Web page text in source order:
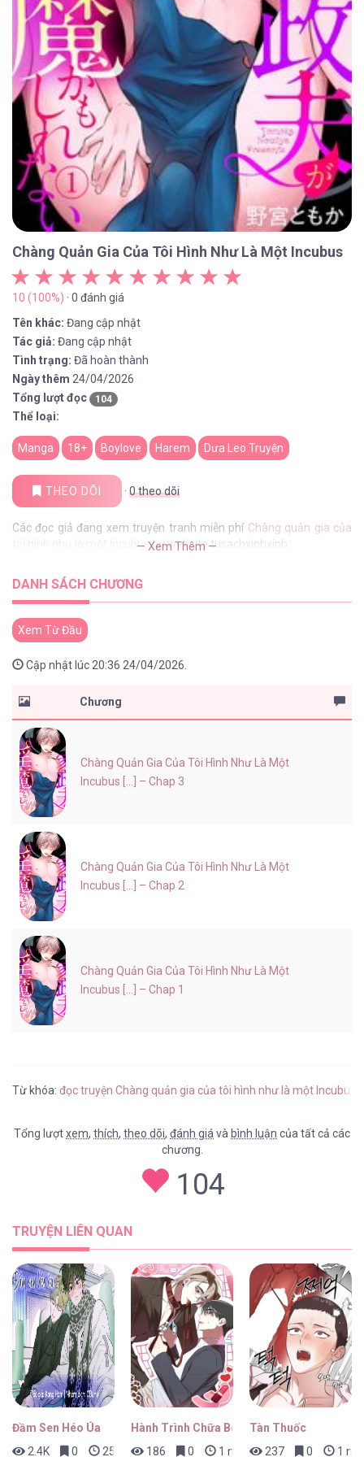
Chàng Quản Gia Của Tôi Hình Như Là Một Incubus
10 (100%) · 0 đánh giá
Tên khác: Đang cập nhật
Tác giả: Đang cập nhật
Tình trạng: Đã hoàn thành
Ngày thêm 24/04/2026
Tổng lượt đọc
104
Thể loại:
Manga 18+ Boylove Harem Dưa Leo Truyện
THEO DÕI · 0theo dõi
Các đọc giả đang xem truyện tranh miễn phí Chàng quản gia của
tôi hình như là một Incubustại website tusachxinhxinh
— Xem Thêm —
DANH SÁCH CHƯƠNG
Xem Từ Đầu
Cập nhật lúc 20:36 24/04/2026.
Chương
Chàng Quản Gia Của Tôi Hình Như Là Một
Incubus [...] – Chap 3
Chàng Quản Gia Của Tôi Hình Như Là Một
Incubus [...] – Chap 2
Chàng Quản Gia Của Tôi Hình Như Là Một
Incubus [...] – Chap 1
Từ khóa: đọc truyện Chàng quản gia của tôi hình như là một Incubus
Tổng lượtxem, thích, theo dõi, đánh giávà bình luận của tất cả các
chương.
104
TRUYỆN LIÊN QUAN
Đầm Sen Héo Úa
2.4K
0 25 phút trước
Hành Trình Chữa Bệnh Bám Chủ Của Cún
186
0 1 ngày trước
Tàn Thuốc
237
0 1